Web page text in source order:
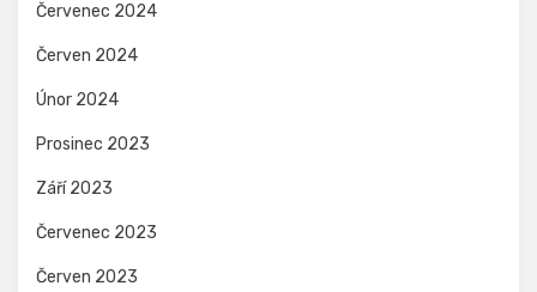
Červenec 2024
Červen 2024
Únor 2024
Prosinec 2023
Září 2023
Červenec 2023
Červen 2023